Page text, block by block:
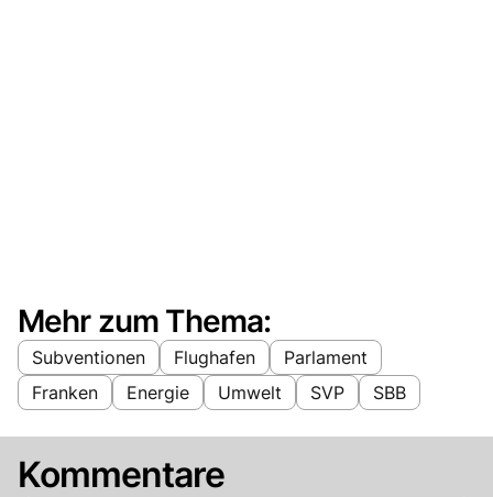
Mehr zum Thema:
Subventionen Flughafen
Parlament
Franken
Energie Umwelt SVP SBB
Kommentare